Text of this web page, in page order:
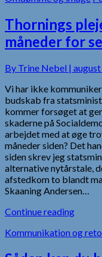
Thornings
måneder for
By Trine Nebel |
Vi har ikke
budskab fra
kommer forsøget at
skaderne på
arbejdet med at øge
måneder siden? Det
siden skrev jeg
alternative nytårstale,
afstedkom to blandt
Skaaning Andersen…
Continue reading
Kommunikation og